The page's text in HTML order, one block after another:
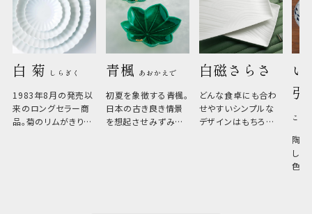
白 菊 しらぎく
1983年8月の発売以
来のロングセラー商
品。菊のリムがきりっ
青楓 あおかえで
初夏を象徴する青楓。
日本の古き良き情景
を想起させみずみず
白磁さらさ
どんな食卓にも合わ
せやすいシンプルな
デザインはもちろん、
い
こひ
陶器
しい
色の